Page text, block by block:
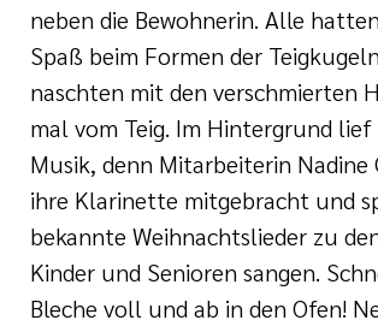
neben die Bewohnerin. Alle
Spaß beim Formen der
naschten mit den verschmierten
mal vom Teig. Im Hintergrund lief
Musik, denn Mitarbeiterin
ihre Klarinette mitgebracht und
bekannte Weihnachtslieder zu
Kinder und Senioren sangen.
Bleche voll und ab in den Ofen!